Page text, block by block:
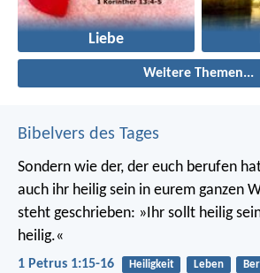
Liebe
Weitere Themen...
Bibelvers des Tages
Sondern wie der, der euch berufen
auch ihr heilig sein in eurem ganzen
steht geschrieben: »Ihr sollt heilig
heilig.«
1 Petrus 1:15-16 Heiligkeit Leben